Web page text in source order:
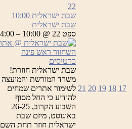
17
18
19
20
21
22
שבת ישראלית 10:00
שבת ישראלית
ספט 22 @ 10:00 – 14:00
כרטיסים
שבת ישראלית חוזרת!
משרד המורשת והמועצה
לשימור אתרים שמחים
להודיע כי החל מסוף
השבוע הקרוב, 26-25
באוגוסט, מיזם שבת
ישראלית חוזר תחת השם